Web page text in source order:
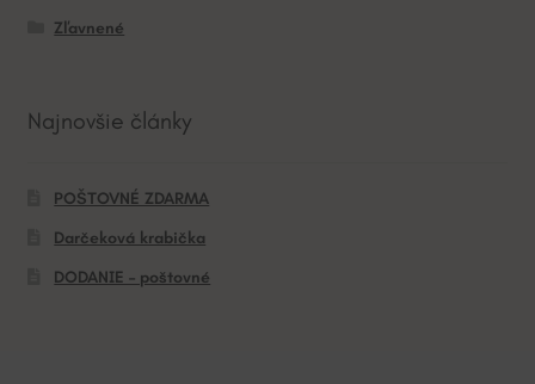
Zľavnené
Najnovšie články
POŠTOVNÉ ZDARMA
Darčeková krabička
DODANIE – poštovné